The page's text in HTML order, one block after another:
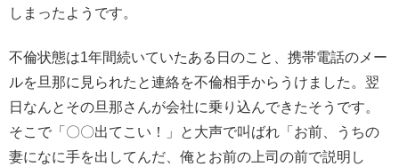
しまったようです。
不倫状態は1年間続いていたある日のこと、携帯電話のメー
ルを旦那に見られたと連絡を不倫相手からうけました。翌
日なんとその旦那さんが会社に乗り込んできたそうです。
そこで「〇〇出てこい！」と大声で叫ばれ「お前、うちの
妻になに手を出してんだ、俺とお前の上司の前で説明し